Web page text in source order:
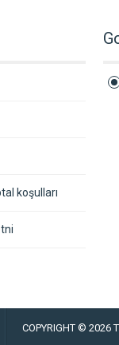
koşulları
COPYRIGHT © 2026